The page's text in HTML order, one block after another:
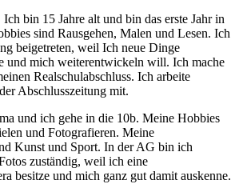
bin 15 Jahre alt und bin das erste Jahr in
sind Rausgehen, Malen und Lesen. Ich
beigetreten, weil Ich neue Dinge
und mich weiterentwickeln will. Ich mache
Realschulabschluss. Ich arbeite
Abschlusszeitung mit.
und ich gehe in die 10b. Meine Hobbies
und Fotografieren. Meine
Kunst und Sport. In der AG bin ich
zuständig, weil ich eine
besitze und mich ganz gut damit auskenne.